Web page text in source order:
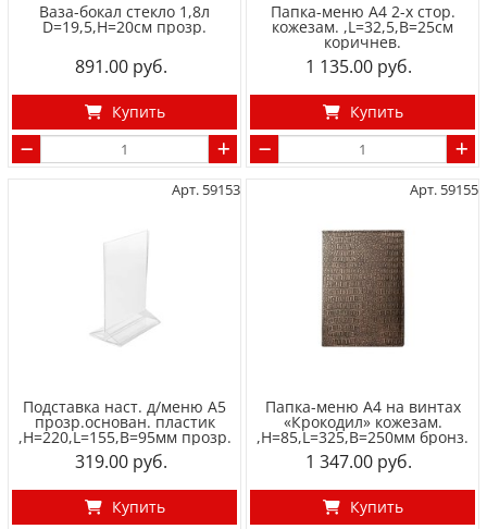
Ваза-бокал стекло 1,8л
D=19,5,H=20см прозр.
891.00
Купить
Папка-меню А4 2-х стор.
кожезам. ,L=32,5,B=25см
коричнев.
1 135.00
Купить
Арт. 59153
Подставка наст. д/меню А5
прозр.основан. пластик
,H=220,L=155,B=95мм прозр.
319.00
Купить
Арт. 59155
Папка-меню А4 на винтах
«Крокодил» кожезам.
,H=85,L=325,B=250мм бронз.
1 347.00
Купить